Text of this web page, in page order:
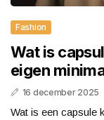
Fashion
Wat is
eigen
16 december 2025
Wat is een capsule